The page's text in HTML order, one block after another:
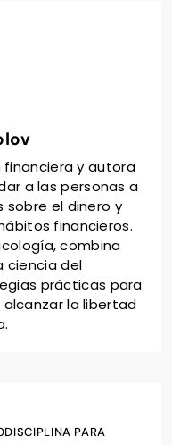
financiera y autora
a las personas a
sobre el dinero y
financieros.
combina
ciencia del
prácticas para
la libertad
PARA